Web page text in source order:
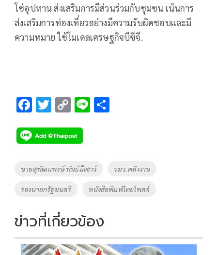
โซ่อุปทาน ส่งเสริมการมีส่วนร่วมกับชุมชน เน้นการ
ส่งเสริมการท่องเที่ยวอย่างมีความรับผิดชอบและมี
ความหมาย ใช้โมเดลเศรษฐกิจบีซีจี.
F
e
b
o
k
T
tt
er
C
p
y
Li
n
Li
Tags
นายสุพัฒนพงษ์ พันธ์มีเชาว์ รมว.พลังงาน
รองนายกรัฐมนตรี หนังสือพิมพ์ไทยโพสต์
ข่าวที่เกี่ยวข้อง